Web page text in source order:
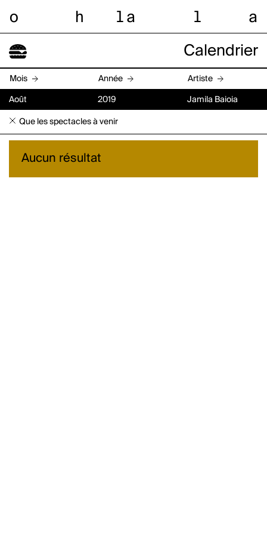
o h l a l a
Calendrier
Mois Année Artiste
Août 2019 Jamila Baioia
Que les spectacles à venir
Aucun résultat